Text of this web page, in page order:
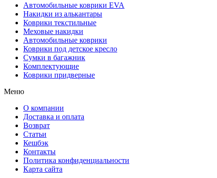
Автомобильные коврики EVA
Накидки из алькантары
Коврики текстильные
Меховые накидки
Автомобильные коврики
Коврики под детское кресло
Сумки в багажник
Комплектующие
Коврики придверные
Меню
О компании
Доставка и оплата
Возврат
Статьи
Кешбэк
Контакты
Политика конфиденциальности
Карта сайта